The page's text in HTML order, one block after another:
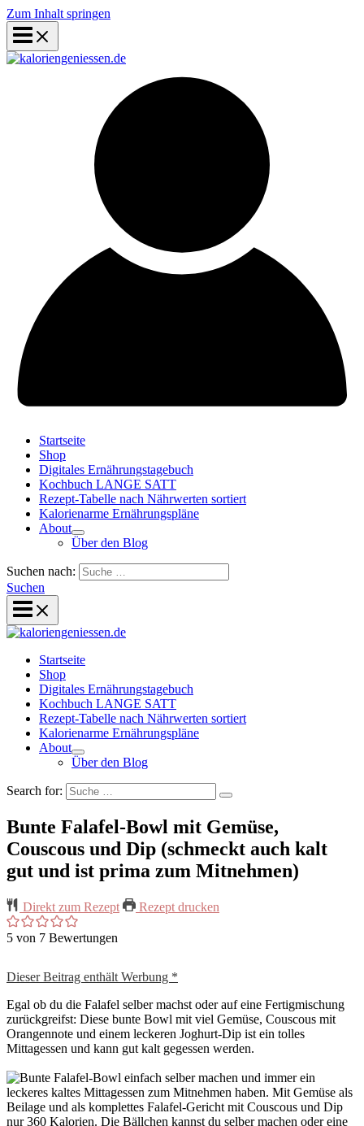
Zum Inhalt springen
Startseite
Shop
Digitales Ernährungstagebuch
Kochbuch LANGE SATT
Rezept-Tabelle nach Nährwerten sortiert
Kalorienarme Ernährungspläne
About
Über den Blog
Suchen nach:
Suchen
Startseite
Shop
Digitales Ernährungstagebuch
Kochbuch LANGE SATT
Rezept-Tabelle nach Nährwerten sortiert
Kalorienarme Ernährungspläne
About
Über den Blog
Search for:
Bunte Falafel-Bowl mit Gemüse,
Couscous und Dip (schmeckt auch kalt
gut und ist prima zum Mitnehmen)
Direkt zum Rezept Rezept drucken
5 von 7 Bewertungen
Dieser Beitrag enthält Werbung *
Egal ob du die Falafel selber machst oder auf eine Fertigmischung
zurückgreifst: Diese bunte Bowl mit viel Gemüse, Couscous mit
Orangennote und einem leckeren Joghurt-Dip ist ein tolles
Mittagessen und kann gut kalt gegessen werden.